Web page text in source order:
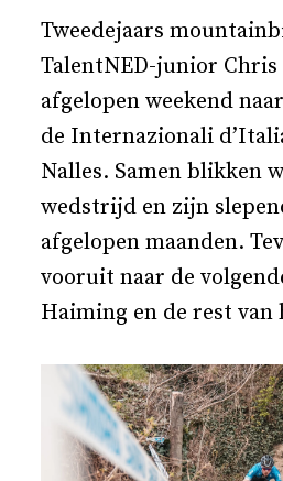
Tweedejaars
TalentNED-junior
afgelopen weekend
de Internazionali
Nalles. Samen blikken
wedstrijd en zijn
afgelopen maanden.
vooruit naar de
Haiming en de rest van